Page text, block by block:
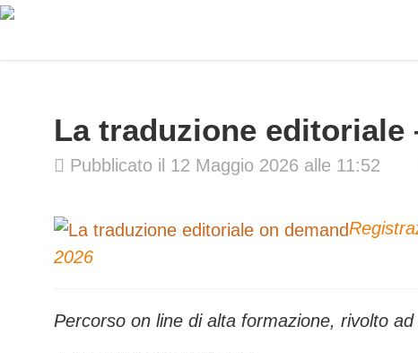
La traduzione editoriale
Pubblicato il 12 Maggio 2026 alle 11:52
2026
Percorso on line di alta formazione, rivolto